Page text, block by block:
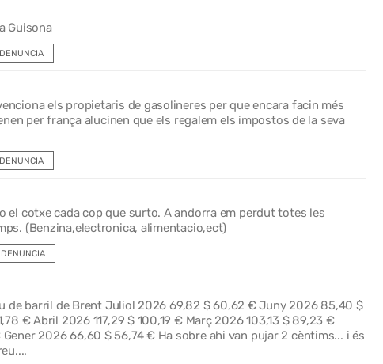
Guisona
DENUNCIA
els propietaris de gasolineres per que encara facin més
per frança alucinen que els regalem els impostos de la seva
DENUNCIA
el cotxe cada cop que surto. A andorra em perdut totes les
(Benzina,electronica, alimentacio,ect)
DENUNCIA
de barril de Brent Juliol 2026 69,82 $ 60,62 € Juny 2026 85,40 $
€ Abril 2026 117,29 $ 100,19 € Març 2026 103,13 $ 89,23 €
2026 66,60 $ 56,74 € Ha sobre ahi van pujar 2 cèntims... i és